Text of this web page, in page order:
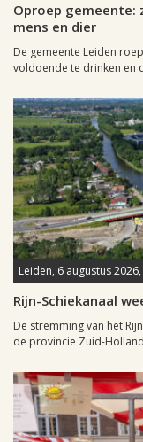
Oproep
mens en dier
De gemeente Leiden
voldoende te drinken en
Leiden, 6 augustus
Rijn-Schiekanaal
De stremming van het
de provincie Zuid-